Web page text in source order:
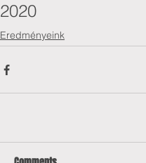
2020
Eredményeink